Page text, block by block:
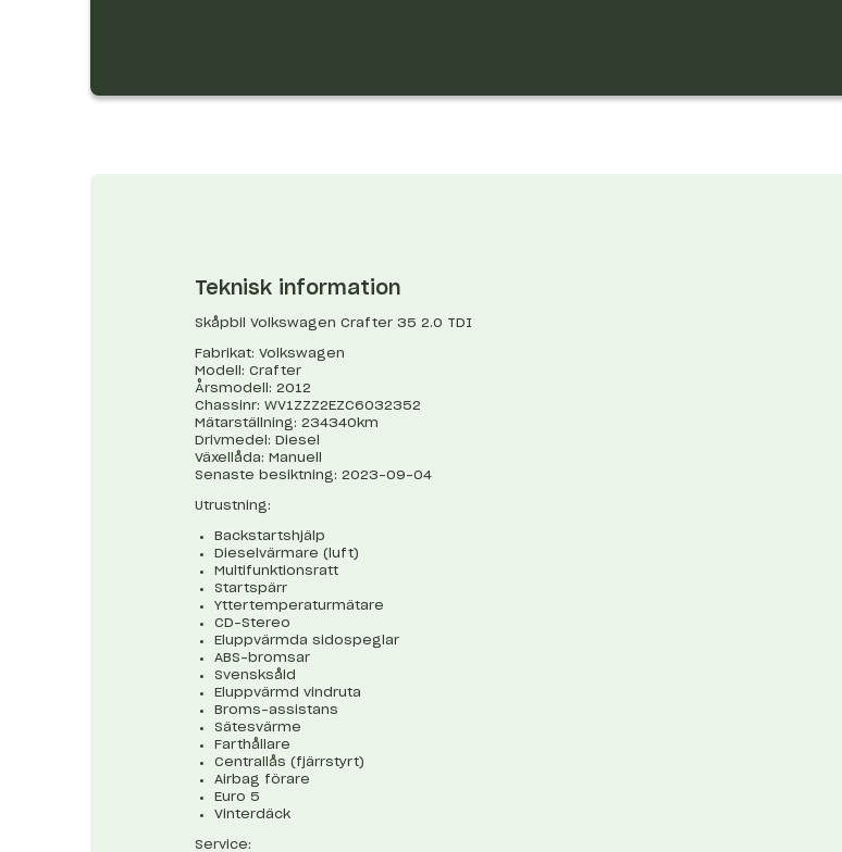
Teknisk information
Skåpbil Volkswagen Crafter 35 2.0 TDI
Fabrikat: Volkswagen
Modell: Crafter
Årsmodell: 2012
Chassinr: WV1ZZZ2EZC6032352
Mätarställning: 234340km
Drivmedel: Diesel
Växellåda: Manuell
Senaste besiktning: 2023-09-04
Utrustning:
Backstartshjälp
Dieselvärmare (luft)
Multifunktionsratt
Startspärr
Yttertemperaturmätare
CD-Stereo
Eluppvärmda sidospeglar
ABS-bromsar
Svensksåld
Eluppvärmd vindruta
Broms-assistans
Sätesvärme
Farthållare
Centrallås (fjärrstyrt)
Airbag förare
Euro 5
Vinterdäck
Service: